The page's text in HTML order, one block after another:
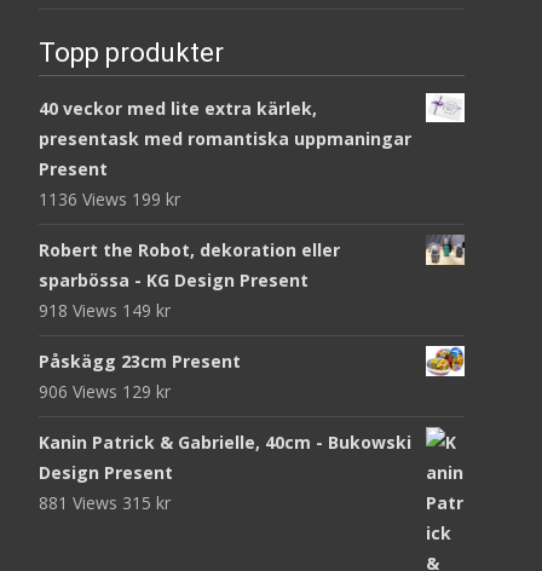
Topp produkter
40 veckor med lite extra kärlek,
presentask med romantiska uppmaningar
Present
1136 Views 199 kr
Robert the Robot, dekoration eller
sparbössa - KG Design Present
918 Views 149 kr
Påskägg 23cm Present
906 Views 129 kr
Kanin Patrick & Gabrielle, 40cm - Bukowski
Design Present
881 Views 315 kr